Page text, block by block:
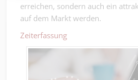
erreichen, sondern auch ein
auf dem Markt werden.
Zeiterfassung